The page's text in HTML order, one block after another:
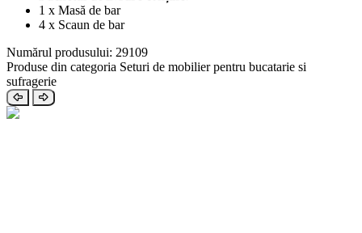
1 x Masă de bar
4 x Scaun de bar
Numărul produsului: 29109
Produse din categoria Seturi de mobilier pentru bucatarie si
sufragerie